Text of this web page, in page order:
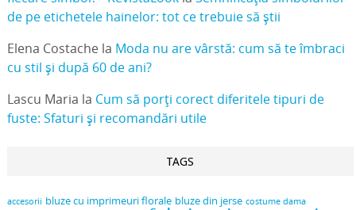
de pe etichetele hainelor: tot ce trebuie să știi
Elena Costachela Moda nu are vârstă: cum să te îmbraci
cu stil și după 60 de ani?
Lascu Maria la Cum să porți corect diferitele tipuri de
fuste: Sfaturi și recomandări utile
TAGS
accesorii bluze cu imprimeuri florale bluze din jerse costume dama